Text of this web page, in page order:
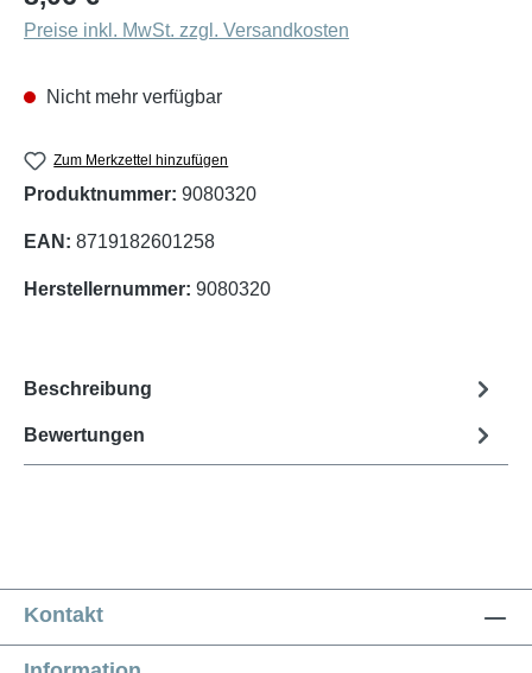
Preise inkl. MwSt. zzgl. Versandkosten
Nicht mehr verfügbar
Zum Merkzettel hinzufügen
Produktnummer: 9080320
EAN: 8719182601258
Herstellernummer: 9080320
Beschreibung
Bewertungen
Kontakt